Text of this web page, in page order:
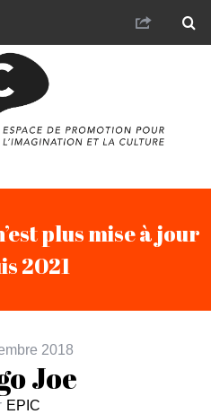
plus mise à jour
2021
2018
Joe
EPIC